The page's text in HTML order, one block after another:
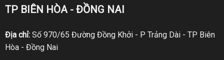
TP BIÊN HÒA - ĐỒNG NAI
Địa chỉ:Số 970/65 Đường Đồng Khởi - P Trảng Dài - TP Biên
Hòa - Đồng Nai